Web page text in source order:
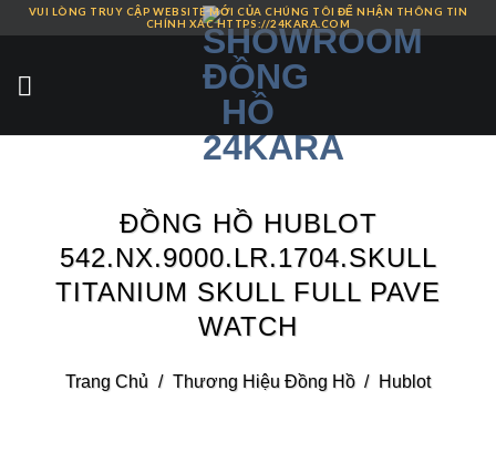
Skip
content
VUI LÒNG TRUY CẬP WEBSITE MỚI CỦA CHÚNG TÔI ĐỂ NHẬN THÔNG TIN
CHÍNH XÁC HTTPS://24KARA.COM
ĐỒNG HỒ HUBLOT
542.NX.9000.LR.1704.SKULL
TITANIUM SKULL FULL PAVE
WATCH
Trang Chủ / Thương Hiệu Đồng Hồ / Hublot